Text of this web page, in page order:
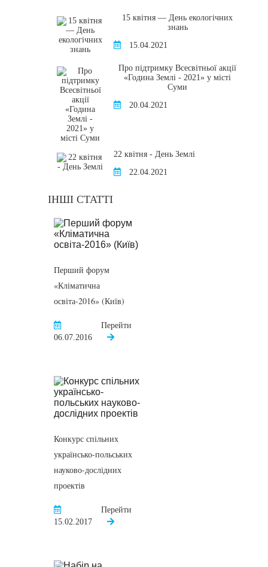
15 квітня — День екологічних
знань
15.04.2021
Про підтримку Всесвітньої акції
«Година Землі - 2021» у місті
Суми
20.04.2021
22 квітня - День Землі
22.04.2021
ІНШІ СТАТТІ
Перший форум
«Кліматична
освіта-2016» (Київ)
06.07.2016
Перейти
Конкурс спільних
українсько-польських
науково-дослідних
проектів
15.02.2017
Перейти